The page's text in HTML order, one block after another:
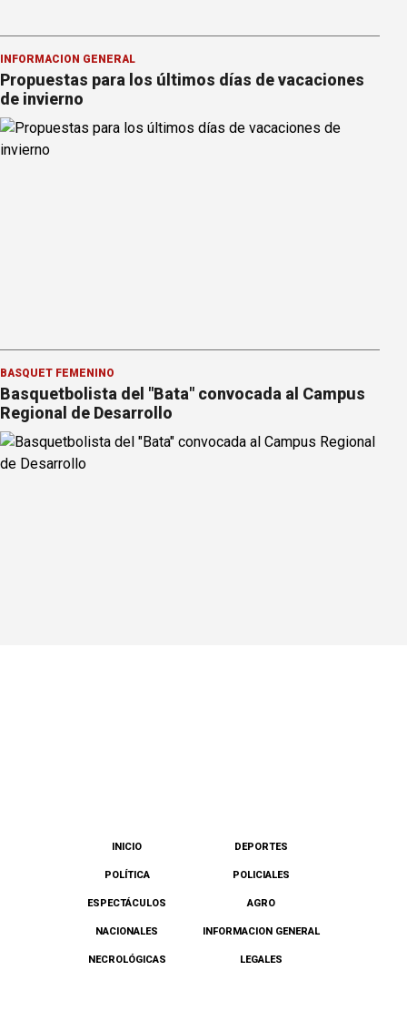
INFORMACION GENERAL
Propuestas para los últimos días de vacaciones
de invierno
BÁSQUET FEMENINO
Basquetbolista del "Bata" convocada al Campus
Regional de Desarrollo
INICIO DEPORTES
POLÍTICA POLICIALES
ESPECTÁCULOS AGRO
NACIONALES INFORMACION GENERAL
NECROLÓGICAS LEGALES